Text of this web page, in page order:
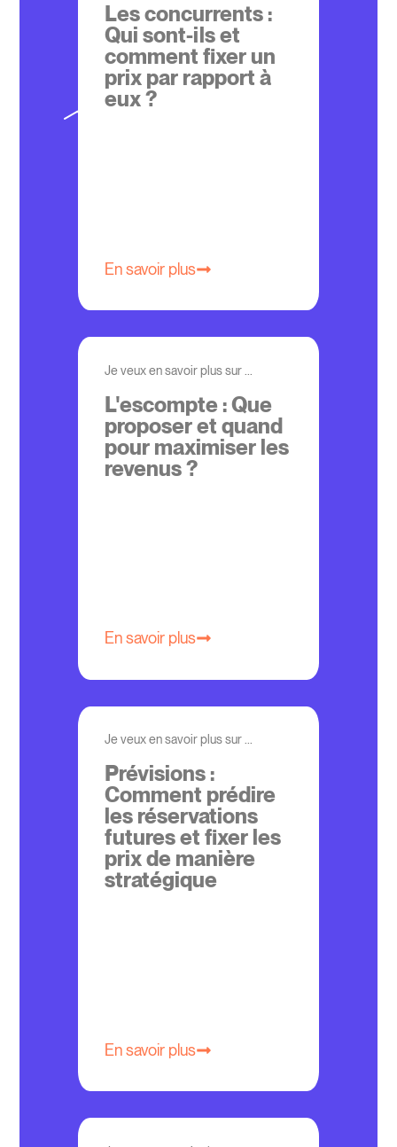
Les concurrents :
Qui sont-ils et
comment fixer un
prix par rapport à
eux ?
En savoir plus
Je veux en savoir plus sur ...
L'escompte : Que
proposer et quand
pour maximiser les
revenus ?
En savoir plus
Je veux en savoir plus sur ...
Prévisions :
Comment prédire
les réservations
futures et fixer les
prix de manière
stratégique
En savoir plus